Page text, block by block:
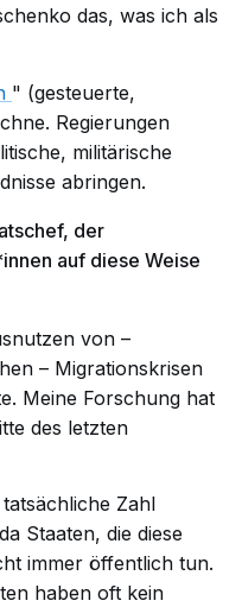
das, was ich als
" (gesteuerte,
Regierungen
militärische
abringen.
der
auf diese Weise
von –
– Migrationskrisen
Meine Forschung hat
des letzten
Zahl
Staaten, die diese
immer öffentlich tun.
haben oft kein